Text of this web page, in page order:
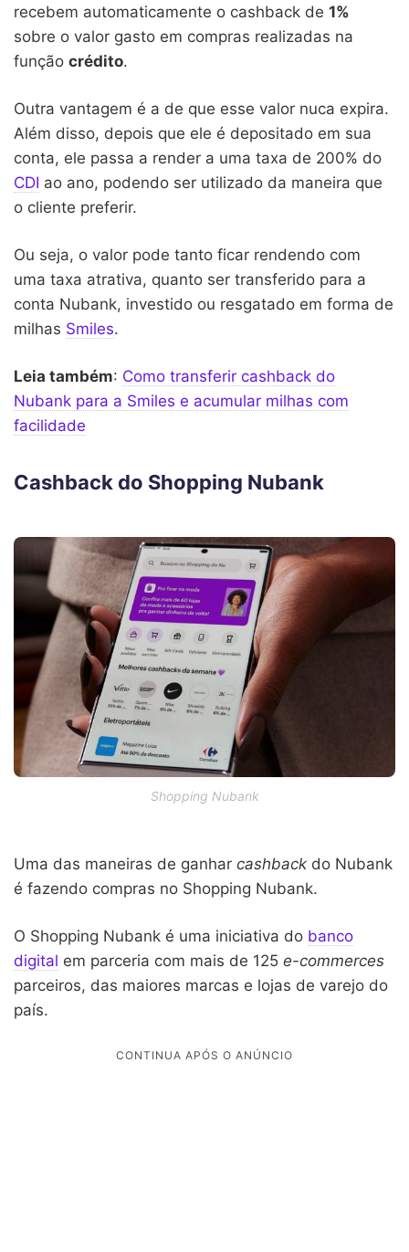
recebem automaticamente o cashback de 1%
sobre o valor gasto em compras realizadas na
função crédito.
Outra vantagem é a de que esse valor nuca expira.
Além disso, depois que ele é depositado em sua
conta, ele passa a render a uma taxa de 200% do
CDI ao ano, podendo ser utilizado da maneira que
o cliente preferir.
Ou seja, o valor pode tanto ficar rendendo com
uma taxa atrativa, quanto ser transferido para a
conta Nubank, investido ou resgatado em forma de
milhas Smiles.
Leia também: Como transferir cashback do
Nubank para a Smiles e acumular milhas com
facilidade
Cashback do Shopping Nubank
Shopping Nubank
Uma das maneiras de ganhar cashback do Nubank
é fazendo compras no Shopping Nubank.
O Shopping Nubank é uma iniciativa do banco
digital em parceria com mais de 125 e-commerces
parceiros, das maiores marcas e lojas de varejo do
país.